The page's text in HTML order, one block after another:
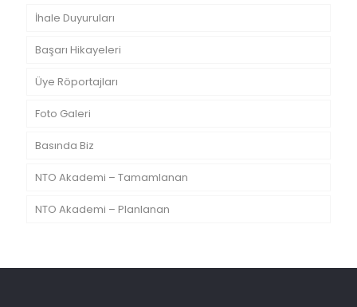
İhale Duyuruları
Başarı Hikayeleri
Üye Röportajları
Foto Galeri
Basında Biz
NTO Akademi – Tamamlanan
NTO Akademi – Planlanan